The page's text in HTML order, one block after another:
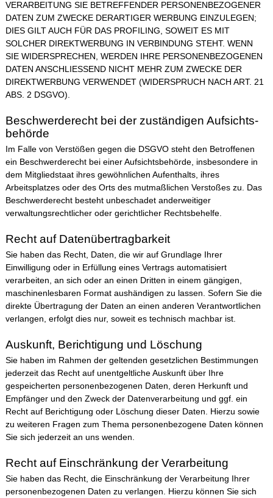
VERARBEITUNG SIE BETREFFENDER PERSONENBEZOGENER
DATEN ZUM ZWECKE DERARTIGER WERBUNG EINZULEGEN;
DIES GILT AUCH FÜR DAS PROFILING, SOWEIT ES MIT
SOLCHER DIREKTWERBUNG IN VERBINDUNG STEHT. WENN
SIE WIDERSPRECHEN, WERDEN IHRE PERSONENBEZOGENEN
DATEN ANSCHLIESSEND NICHT MEHR ZUM ZWECKE DER
DIREKTWERBUNG VERWENDET (WIDERSPRUCH NACH ART. 21
ABS. 2 DSGVO).
Beschwerde­recht bei der zuständigen Aufsichts­
behörde
Im Falle von Verstößen gegen die DSGVO steht den Betroffenen
ein Beschwerderecht bei einer Aufsichtsbehörde, insbesondere in
dem Mitgliedstaat ihres gewöhnlichen Aufenthalts, ihres
Arbeitsplatzes oder des Orts des mutmaßlichen Verstoßes zu. Das
Beschwerderecht besteht unbeschadet anderweitiger
verwaltungsrechtlicher oder gerichtlicher Rechtsbehelfe.
Recht auf Daten­übertrag­barkeit
Sie haben das Recht, Daten, die wir auf Grundlage Ihrer
Einwilligung oder in Erfüllung eines Vertrags automatisiert
verarbeiten, an sich oder an einen Dritten in einem gängigen,
maschinenlesbaren Format aushändigen zu lassen. Sofern Sie die
direkte Übertragung der Daten an einen anderen Verantwortlichen
verlangen, erfolgt dies nur, soweit es technisch machbar ist.
Auskunft, Berichtigung und Löschung
Sie haben im Rahmen der geltenden gesetzlichen Bestimmungen
jederzeit das Recht auf unentgeltliche Auskunft über Ihre
gespeicherten personenbezogenen Daten, deren Herkunft und
Empfänger und den Zweck der Datenverarbeitung und ggf. ein
Recht auf Berichtigung oder Löschung dieser Daten. Hierzu sowie
zu weiteren Fragen zum Thema personenbezogene Daten können
Sie sich jederzeit an uns wenden.
Recht auf Einschränkung der Verarbeitung
Sie haben das Recht, die Einschränkung der Verarbeitung Ihrer
personenbezogenen Daten zu verlangen. Hierzu können Sie sich